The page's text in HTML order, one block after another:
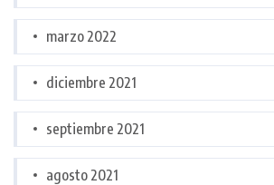
marzo 2022
diciembre 2021
septiembre 2021
agosto 2021